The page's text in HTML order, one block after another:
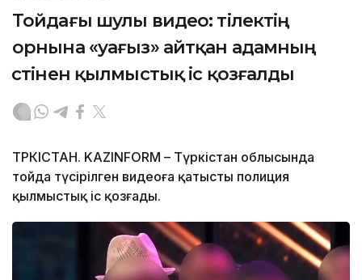
Тойдағы шулы видео: тілектің
орнына «уағыз» айтқан адамның
үстінен қылмыстық іс қозғалды
ТҮРКІСТАН. KAZINFORM – Түркістан облысында
тойда түсірілген видеоға қатысты полиция
қылмыстық іс қозғады.